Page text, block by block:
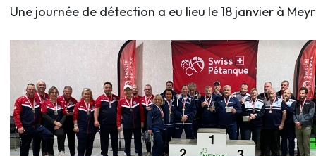
Une journée de détection a eu lieu le 18 janvier à